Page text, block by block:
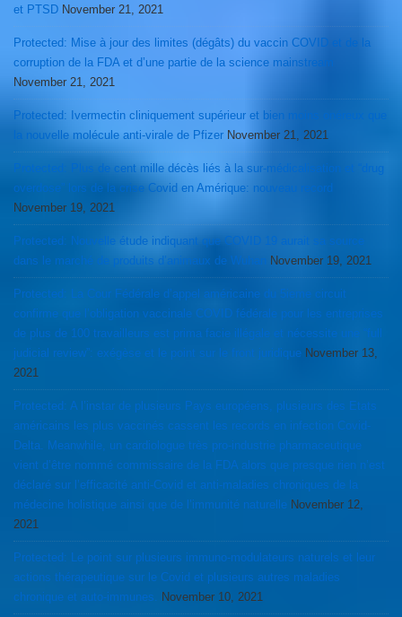
et PTSD November 21, 2021
Protected: Mise à jour des limites (dégâts) du vaccin COVID et de la
corruption de la FDA et d’une partie de la science mainstream
November 21, 2021
Protected: Ivermectin cliniquement supérieur et bien moins onéreux que
la nouvelle molécule anti-virale de Pfizer November 21, 2021
Protected: Plus de cent mille décès liés à la sur-médicalisation et “drug
overdose” lors de la crise Covid en Amérique: nouveau record
November 19, 2021
Protected: Nouvelle étude indiquant que COVID 19 aurait sa source
dans le marché de produits d’animaux de Wuhan November 19, 2021
Protected: La Cour Fédérale d’appel américaine du 5ieme circuit
confirme que l’obligation vaccinale COVID fédérale pour les entreprises
de plus de 100 travailleurs est prima facie illégale et nécessite une “full
judicial review”: exégèse et le point sur le front juridique November 13,
2021
Protected: A l’instar de plusieurs Pays européens, plusieurs des Etats
américains les plus vaccinés cassent les records en infection Covid-
Delta. Meanwhile, un cardiologue très pro-industrie pharmaceutique
vient d’être nommé commissaire de la FDA alors que presque rien n’est
déclaré sur l’efficacité anti-Covid et anti-maladies chroniques de la
médecine holistique ainsi que de l’immunité naturelle November 12,
2021
Protected: Le point sur plusieurs immuno-modulateurs naturels et leur
actions thérapeutique sur le Covid et plusieurs autres maladies
chronique et auto-immunes.
November 10, 2021